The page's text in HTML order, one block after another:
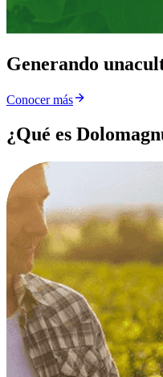
Generando una
Conocer más
¿Qué es